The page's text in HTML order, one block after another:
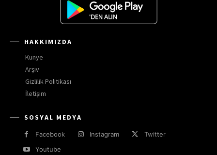
HAKKIMIZDA
Künye
Arşiv
Gizlilik Politikası
İletişim
SOSYAL MEDYA
Facebook Instagram
Twitter
Youtube